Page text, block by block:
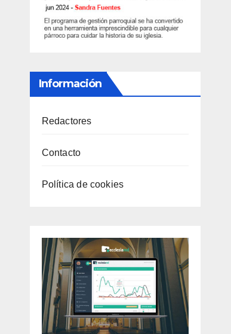
Información
Redactores
Contacto
Política de cookies